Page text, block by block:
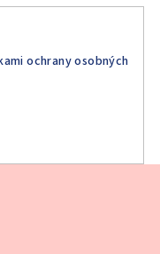
ochrany osobných